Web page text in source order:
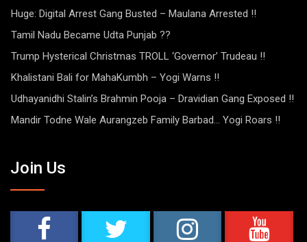
Huge: Digital Arrest Gang Busted – Maulana Arrested !!
Tamil Nadu Became Udta Punjab ??
Trump Hysterical Christmas TROLL ‘Governor’ Trudeau !!
Khalistani Bali for MahaKumbh – Yogi Warns !!
Udhayanidhi Stalin’s Brahmin Pooja – Dravidian Gang Exposed !!
Mandir Todne Wale Aurangzeb Family Barbad… Yogi Roars !!
Join Us